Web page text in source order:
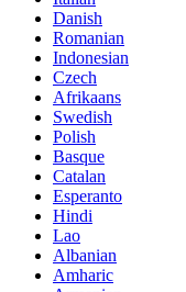
Danish
Romanian
Indonesian
Czech
Afrikaans
Swedish
Polish
Basque
Catalan
Esperanto
Hindi
Lao
Albanian
Amharic